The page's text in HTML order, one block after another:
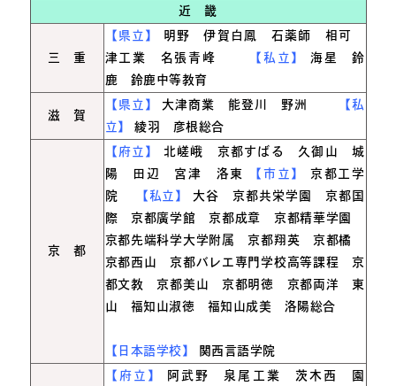
近 畿
三 重
【県立】
明野 伊賀白鳳 石薬師 相可
津工業 名張青峰
【私立】
海星 鈴
鹿 鈴鹿中等教育
滋 賀
【県立】 大津商業 能登川 野洲
【私
立】
綾羽 彦根総合
京 都
【府立】
北嵯峨 京都すばる 久御山 城
陽 田辺 宮津 洛東
【市立】
京都工学
院
【私立】
大谷 京都共栄学園 京都国
際 京都廣学館 京都成章 京都精華学園
京都先端科学大学附属 京都翔英 京都橘
京都西山 京都バレエ専門学校高等課程 京
都文教 京都美山 京都明徳 京都両洋 東
山 福知山淑徳 福知山成美 洛陽総合
【日本語学校】 関西言語学院
【府立】
阿武野 泉尾工業 茨木西 園